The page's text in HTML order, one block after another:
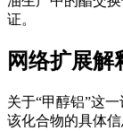
证。
网络扩展解
关于“甲醇铝”这
该化合物的具体